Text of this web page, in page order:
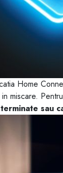
Home
miscare.
sau